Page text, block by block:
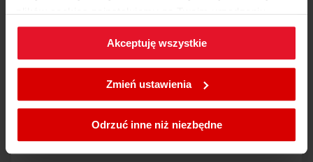
plików cookies zainstalujemy na Twoim urządzeniu,
klikającZmień ustawienia.
W każdej chwili możesz zmienić wybrane przez Ciebie
ustawienia plików cookies wchodząc w zakładkę
Akceptuję wszystkie
Zmień ustawienia
Odrzuć inne niż niezbędne